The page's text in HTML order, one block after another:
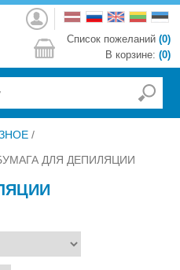
Войти
Список пожеланий (0)
В корзине: (0)
/
ДЛЯ ДЕПИЛЯЦИИ